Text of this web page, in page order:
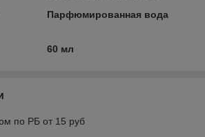
Парфюмированная вода
60 мл
по РБ от 15 руб